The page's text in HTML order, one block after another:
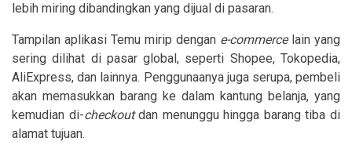
lebih miring dibandingkan yang dijual di pasaran.
Tampilan aplikasi Temu mirip dengan e-commercelain yang
sering dilihat di pasar global, seperti Shopee, Tokopedia,
AliExpress, dan lainnya. Penggunaanya juga serupa, pembeli
akan memasukkan barang ke dalam kantung belanja, yang
kemudian di-checkoutdan menunggu hingga barang tiba di
alamat tujuan.